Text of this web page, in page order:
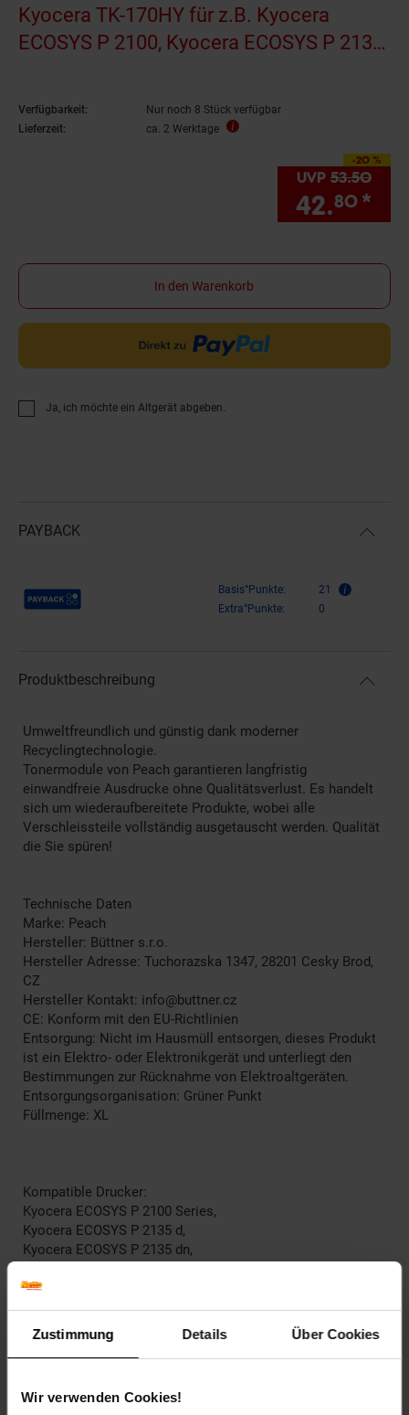
Zustimmung Details Über Cookies
Wir verwenden Cookies!
Kyocera TK-170HY für z.B. Kyocera
ECOSYS P 2100, Kyocera ECOSYS P 2135
Verfügbarkeit:
Nur noch 8 Stück verfügbar
Lieferzeit:
ca. 2 Werktage
-20 %
Sie Sparen 20
UVP 53.50UVP
42.80 *
In den Warenkorb
Ja, ich möchte ein Altgerät abgeben.
PAYBACK
Payback Punkte Basis°Punkte:
21
Extra°Punkte:
0
Produktbeschreibung
Umweltfreundlich und günstig dank moderner
Recyclingtechnologie.
Tonermodule von Peach garantieren langfristig
einwandfreie Ausdrucke ohne Qualitätsverlust. Es handelt
sich um wiederaufbereitete Produkte, wobei alle
Verschleissteile vollständig ausgetauscht werden. Qualität
die Sie spüren!
Technische Daten
Marke: Peach
Hersteller: Büttner s.r.o.
Hersteller Adresse: Tuchorazska 1347, 28201 Cesky Brod,
CZ
Hersteller Kontakt: info@buttner.cz
CE: Konform mit den EU-Richtlinien
Entsorgung: Nicht im Hausmüll entsorgen, dieses Produkt
ist ein Elektro- oder Elektronikgerät und unterliegt den
Bestimmungen zur Rücknahme von Elektroaltgeräten.
Entsorgungsorganisation: Grüner Punkt
Füllmenge: XL
Kompatible Drucker:
Kyocera ECOSYS P 2100 Series,
Kyocera ECOSYS P 2135 d,
Kyocera ECOSYS P 2135 dn,
Kyocera FS-1320 DN,
Kyocera FS-1370 DN
EAR_Kategorie: 5_Kleingeräte
EAR_Marke: Peach
Kapazität in Seiten: 14000